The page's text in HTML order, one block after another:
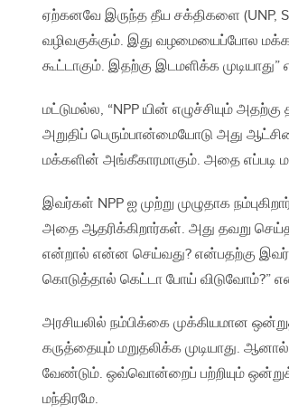
ஏற்கனவே இருந்த தீய சக்திகளை (UNP,
வழிவகுக்கும். இது வழமையைப்போல
கூட்டாகும். இதற்கு இடமளிக்க முடியாது”
மட்டுமல்ல, “NPP யின் எழுச்சியும்
அறுதிப் பெரும்பான்மையோடு அது
மக்களின் அங்கீகாரமாகும். அதை எப்படி
இவர்கள் NPP ஐ முற்று முழுதாக
அதை ஆதரிக்கிறார்கள். அது தவறு
என்றால் என்ன செய்வது? என்பதற்கு
கொடுத்தால் கெட்டா போய் விடுவோம்?”
அரசியலில் நம்பிக்கை முக்கியமான
கருத்தையும் மறுதலிக்க முடியாது.
வேண்டும். ஒவ்வொன்றைப் பற்றியும்
மந்திரமே.